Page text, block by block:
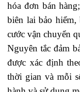
hóa đơn bán
biên lai bảo
cước vận chuyển
Nguyên tắc đảm
được xác định
thời gian và mỗi